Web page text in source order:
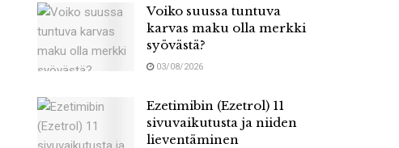
Voiko suussa tuntuva
karvas maku olla merkki
syövästä?
03/08/2026
Ezetimibin (Ezetrol) 11
sivuvaikutusta ja niiden
lieventäminen